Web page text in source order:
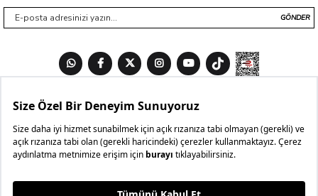
GÖNDER